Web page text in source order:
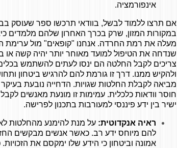
אינפורמציה.
אם תרצו ללמוד לבשל, בוודאי תרכשו ספר שעוסק
במקורות המזון, שרק בכרך האחרון שלהם מלמדים
מעלה את רמת החרדה. אנחנו "קופאים" מול ערימת
שנדחה את הטיפול למועד מאוחר יותר יהיה קשה או
צריכים לקבל החלטה הם ינסו לעתים להשתמש
ולהקיש ממנו. דרך זו גורמת להם להרגיש ביטחון
מביאה לקבלת החלטות שגויות. הדחייה נובעת
חוסר וודאות כלכלית. עמימות זו מונעת מאנשים
ישיר בין ידע פיננסי למעורבות בתכנון לפרישה.
ראיה אנקדוטית: על מנת להימנע מהחלטות לא
להם מיוחס ידע רב. כאשר אנשים מבקשים
אמונה וביטחון כי הידע שלו ימקסם את